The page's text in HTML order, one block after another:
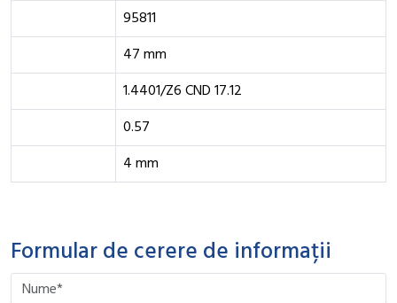
95811
47 mm
1.4401/Z6 CND 17.12
0.57
4 mm
Formular de cerere de informații
Please leave this field empty.
Please leave this field empty.
Please leave this field empty.
Please leave this field empty.